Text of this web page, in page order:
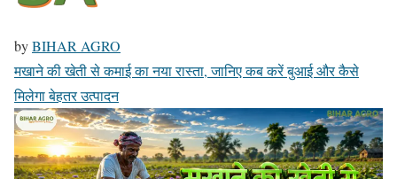
byBIHAR AGRO
मखाने की खेती से कमाई का नया रास्ता, जानिए कब करें बुआई और कैसे
मिलेगा बेहतर उत्पादन